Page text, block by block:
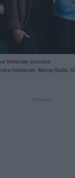
Materiały prasowe
Kędziorek, Maciej Siuda,